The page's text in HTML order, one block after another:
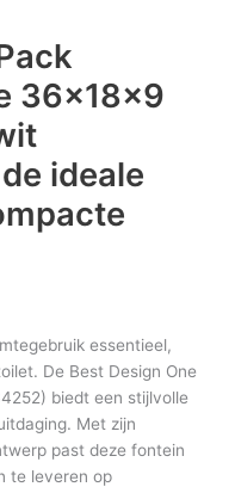
36x18x9
ideale
essentieel,
De Best Design One
biedt een stijlvolle
Met zijn
past deze fontein
te leveren op